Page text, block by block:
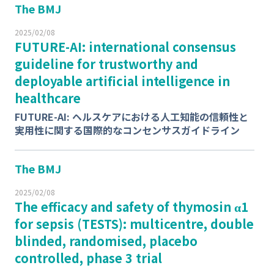
The BMJ
2025/02/08
FUTURE-AI: international consensus
guideline for trustworthy and
deployable artificial intelligence in
healthcare
FUTURE-AI: ヘルスケアにおける人工知能の信頼性と
実用性に関する国際的なコンセンサスガイドライン
The BMJ
2025/02/08
The efficacy and safety of thymosin α1
for sepsis (TESTS): multicentre, double
blinded, randomised, placebo
controlled, phase 3 trial